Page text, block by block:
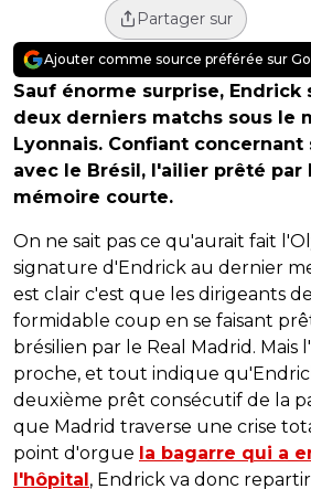
Partager sur
Ajouter comme source préférée sur
Sauf énorme surprise,
deux derniers matchs sous le
Lyonnais. Confiant
avec le Brésil, l'ailier prêté par
mémoire courte.
On ne sait pas ce qu'aurait fait
signature d'Endrick au dernier
est clair c'est que les dirigeants
formidable coup en se faisant
brésilien par le Real Madrid.
proche, et tout indique
deuxième prêt consécutif de la
que Madrid traverse une crise
point d'orgue la bagarre qui a
l'hôpital , Endrick va donc